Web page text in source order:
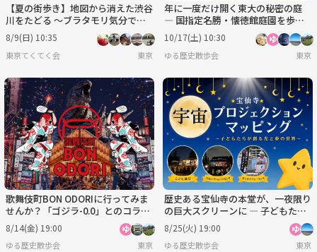
【夏の街歩き】地図から消えた渋谷
川をたどる ～ブラタモリ気分で歩
く暗渠散歩～
8/9(日) 10:35
東京てくてく会 東京
年に一度だけ開く東大の秘密の庭
― 国指定名勝・懐徳館庭園を歩こ
う
10/17(土) 10:30
ゆる歴史散歩会 東京
歌舞伎町BON ODORIに行ってみま
せんか？「ゴジラ-0.0」とのコラボ
のようです
8/14(金) 19:00
ゆる歴史散歩会 東京
歴史ある宝仙寺の本堂が、一夜限り
の巨大スクリーンに ― 子どもたち
が創るプロジェクションマッピング
8/25(火) 19:00
ゆる歴史散歩会 東京